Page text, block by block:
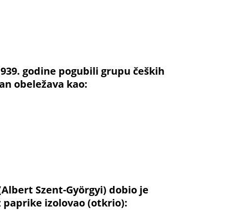
godine pogubili grupu čeških
obeležava kao:
Szent-Györgyi) dobio je
paprike izolovao (otkrio):